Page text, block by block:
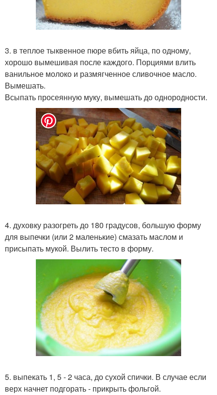
3. в теплое тыквенное пюре вбить яйца, по одному,
хорошо вымешивая после каждого. Порциями влить
ванильное молоко и размягченное сливочное масло.
Вымешать.
Всыпать просеянную муку, вымешать до однородности.
4. духовку разогреть до 180 градусов, большую форму
для выпечки (или 2 маленькие) смазать маслом и
присыпать мукой. Вылить тесто в форму.
5. выпекать 1, 5 - 2 часа, до сухой спички. В случае если
верх начнет подгорать - прикрыть фольгой.